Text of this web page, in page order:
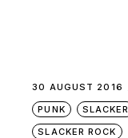
30 AUGUST 2016
PUNK
SLACKER
SLACKER ROCK